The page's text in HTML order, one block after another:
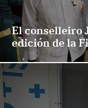
El conselleiro
edición de la